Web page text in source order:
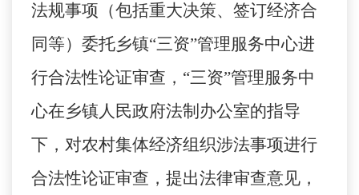
法规事项（包括重大决策、签订经济合
同等）委托乡镇“三资”管理服务中心进
行合法性论证审查，“三资”管理服务中
心在乡镇人民政府法制办公室的指导
下，对农村集体经济组织涉法事项进行
合法性论证审查，提出法律审查意见，